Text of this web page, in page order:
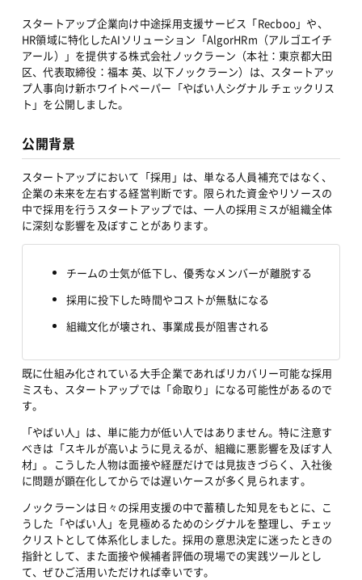
スタートアップ企業向け中途採用支援サービス「Recboo」や、
HR領域に特化したAIソリューション「AlgorHRm（アルゴエイチ
アール）」を提供する株式会社ノックラーン（本社：東京都大田
区、代表取締役：福本 英、以下ノックラーン）は、スタートアッ
プ人事向け新ホワイトペーパー「やばい人シグナル チェックリス
ト」を公開しました。
公開背景
スタートアップにおいて「採用」は、単なる人員補充ではなく、
企業の未来を左右する経営判断です。限られた資金やリソースの
中で採用を行うスタートアップでは、一人の採用ミスが組織全体
に深刻な影響を及ぼすことがあります。
チームの士気が低下し、優秀なメンバーが離脱する
採用に投下した時間やコストが無駄になる
組織文化が壊され、事業成長が阻害される
既に仕組み化されている大手企業であればリカバリー可能な採用
ミスも、スタートアップでは「命取り」になる可能性があるので
す。
「やばい人」は、単に能力が低い人ではありません。特に注意す
べきは「スキルが高いように見えるが、組織に悪影響を及ぼす人
材」。こうした人物は面接や経歴だけでは見抜きづらく、入社後
に問題が顕在化してからでは遅いケースが多く見られます。
ノックラーンは日々の採用支援の中で蓄積した知見をもとに、こ
うした「やばい人」を見極めるためのシグナルを整理し、チェッ
クリストとして体系化しました。採用の意思決定に迷ったときの
指針として、また面接や候補者評価の現場での実践ツールとし
て、ぜひご活用いただければ幸いです。